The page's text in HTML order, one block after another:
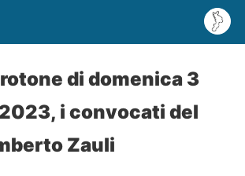
di domenica 3
i convocati del
Zauli